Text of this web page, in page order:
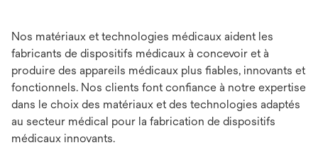
Nos matériaux et technologies médicaux aident les
fabricants de dispositifs médicaux à concevoir et à
produire des appareils médicaux plus fiables, innovants et
fonctionnels. Nos clients font confiance à notre expertise
dans le choix des matériaux et des technologies adaptés
au secteur médical pour la fabrication de dispositifs
médicaux innovants.